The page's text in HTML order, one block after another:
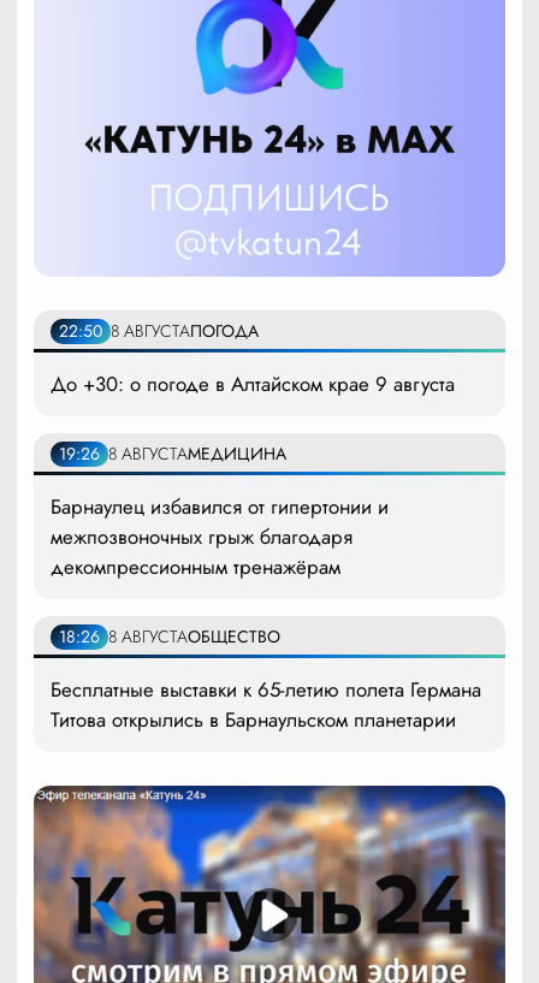
22:50 8 АВГУСТАПОГОДА
До +30: о погоде в Алтайском крае 9 августа
19:26 8 АВГУСТАМЕДИЦИНА
Барнаулец избавился от гипертонии и
межпозвоночных грыж благодаря
декомпрессионным тренажёрам
18:26 8 АВГУСТАОБЩЕСТВО
Бесплатные выставки к 65-летию полета Германа
Титова открылись в Барнаульском планетарии